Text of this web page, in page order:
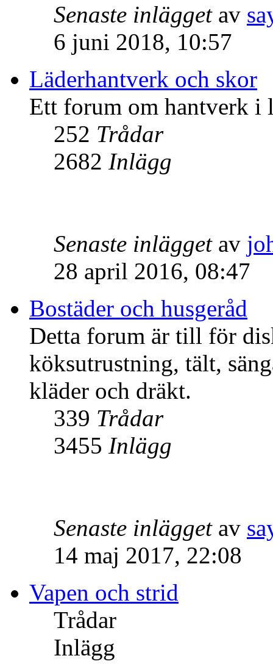
Senaste inläggetav
6 juni 2018, 10:57
Läderhantverk och skor
Ett forum om hantverk i
252 Trådar
2682 Inlägg
Senaste inläggetav
28 april 2016, 08:47
Bostäder och husgeråd
Detta forum är till för
köksutrustning, tält,
kläder och dräkt.
339 Trådar
3455 Inlägg
Senaste inläggetav
14 maj 2017, 22:08
Vapen och strid
Trådar
Inlägg